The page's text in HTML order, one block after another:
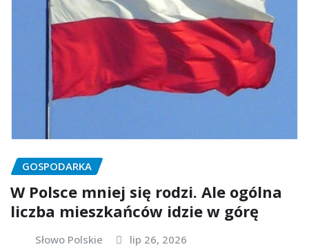
GOSPODARKA
W Polsce mniej się rodzi. Ale ogólna
liczba mieszkańców idzie w górę
Słowo Polskie lip 26, 2026